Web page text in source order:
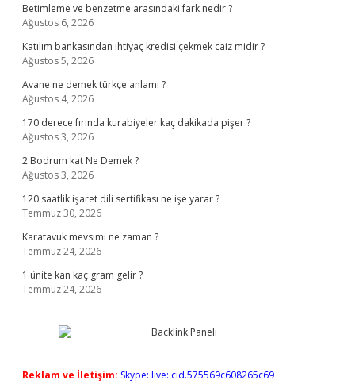
Betimleme ve benzetme arasındaki fark nedir ?
Ağustos 6, 2026
Katılım bankasından ihtiyaç kredisi çekmek caiz midir ?
Ağustos 5, 2026
Avane ne demek türkçe anlamı ?
Ağustos 4, 2026
170 derece fırında kurabiyeler kaç dakikada pişer ?
Ağustos 3, 2026
2 Bodrum kat Ne Demek ?
Ağustos 3, 2026
120 saatlik işaret dili sertifikası ne işe yarar ?
Temmuz 30, 2026
Karatavuk mevsimi ne zaman ?
Temmuz 24, 2026
1 ünite kan kaç gram gelir ?
Temmuz 24, 2026
Reklam ve İletişim: Skype: live:.cid.575569c608265c69